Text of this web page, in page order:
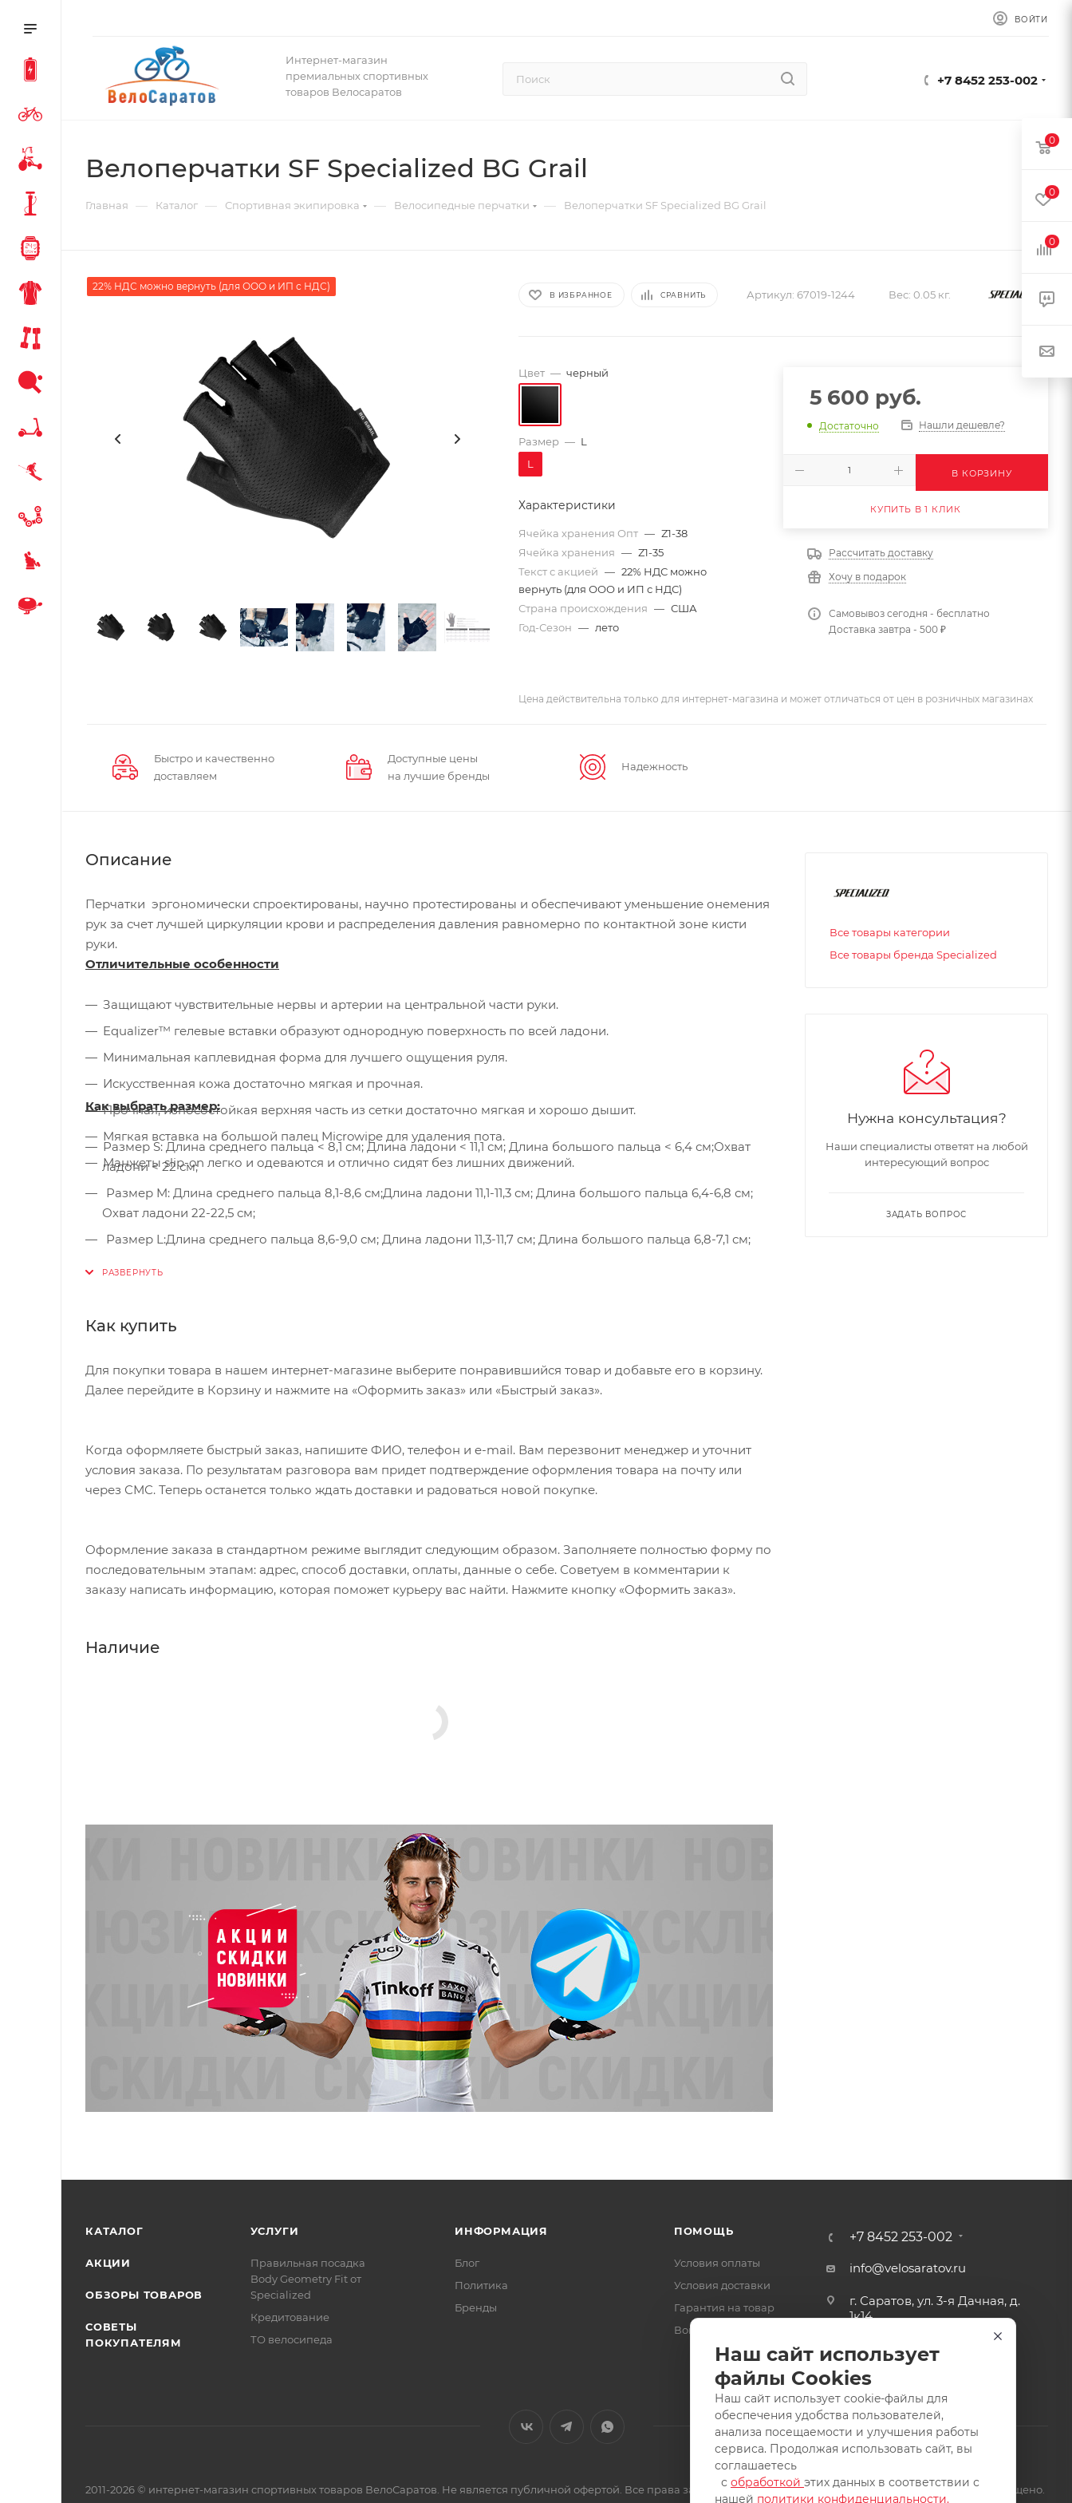
ВОЙТИ
Интернет-магазин
премиальных спортивных
товаров Велосаратов
+7 8452 253-002
Велоперчатки SF Specialized BG Grail
Главная — Каталог — Спортивная экипировка — Велосипедные перчатки — Велоперчатки SF Specialized BG Grail
22% НДС можно вернуть (для ООО и ИП с НДС)
В ИЗБРАННОЕ СРАВНИТЬ Артикул: 67019-1244 Вес: 0.05 кг.
Цвет — черный
Размер — L
L
Характеристики
Ячейка хранения Опт — Z1-38
Ячейка хранения — Z1-35
Текст с акцией — 22% НДС можно
вернуть (для ООО и ИП с НДС)
Страна происхождения — США
Год-Сезон — лето
5 600 руб.
Достаточно Нашли дешевле?
В КОРЗИНУ
КУПИТЬ В 1 КЛИК
Рассчитать доставку
Хочу в подарок
Самовывоз сегодня - бесплатно
Доставка завтра - 500 ₽
Цена действительна только для интернет-магазина и может отличаться от цен в розничных магазинах
Быстро и качественно
доставляем
Доступные цены
на лучшие бренды
Надежность
Описание
Перчатки эргономически спроектированы, научно протестированы и обеспечивают уменьшение онемения
рук за счет лучшей циркуляции крови и распределения давления равномерно по контактной зоне кисти
руки.
Отличительные особенности
Защищают чувствительные нервы и артерии на центральной части руки.
Equalizer™ гелевые вставки образуют однородную поверхность по всей ладони.
Минимальная каплевидная форма для лучшего ощущения руля.
Искусственная кожа достаточно мягкая и прочная.
Прочная, износостойкая верхняя часть из сетки достаточно мягкая и хорошо дышит.
Мягкая вставка на большой палец Microwipe для удаления пота.
Манжеты slip-on легко и одеваются и отлично сидят без лишних движений.
Как выбрать размер:
Размер S: Длина среднего пальца < 8,1 см; Длина ладони < 11,1 см; Длина большого пальца < 6,4 см;Охват
ладони < 22 см;
Охват ладони 22-22,5 см;
Размер XXL: Длина среднего пальца > 9,4 см; Длина ладони > 12,1 см; Длина большого пальца > 7,4 см;
Как купить
Для покупки товара в нашем интернет-магазине выберите понравившийся товар и добавьте его в корзину.
Далее перейдите в Корзину и нажмите на «Оформить заказ» или «Быстрый заказ».
Когда оформляете быстрый заказ, напишите ФИО, телефон и e-mail. Вам перезвонит менеджер и уточнит
условия заказа. По результатам разговора вам придет подтверждение оформления товара на почту или
через СМС. Теперь останется только ждать доставки и радоваться новой покупке.
Оформление заказа в стандартном режиме выглядит следующим образом. Заполняете полностью форму по
последовательным этапам: адрес, способ доставки, оплаты, данные о себе. Советуем в комментарии к
заказу написать информацию, которая поможет курьеру вас найти. Нажмите кнопку «Оформить заказ».
Наличие
Все товары категории
Все товары бренда Specialized
Нужна консультация?
Наши специалисты ответят на любой
интересующий вопрос
ЗАДАТЬ ВОПРОС
КАТАЛОГ
АКЦИИ
ОБЗОРЫ ТОВАРОВ
СОВЕТЫ
ПОКУПАТЕЛЯМ
УСЛУГИ
Правильная посадка
Body Geometry Fit от
Specialized
Кредитование
ТО велосипеда
ИНФОРМАЦИЯ
Блог
Политика
Бренды
ПОМОЩЬ
Условия оплаты
Условия доставки
Гарантия на товар
Вопрос-ответ
+7 8452 253-002
info@velosaratov.ru
г. Саратов, ул. 3-я Дачная, д.
1к14
2011-2026 © интернет-магазин спортивных товаров ВелоСаратов. Не является публичной офертой. Все права защищены. Заимствование материалов и фотографий запрещено.
Наш сайт использует
файлы Cookies
Наш сайт использует cookie-файлы для
обеспечения удобства пользователей,
анализа посещаемости и улучшения работы
сервиса. Продолжая использовать сайт, вы
соглашаетесь
с обработкой этих данных в соответствии с
нашей политики конфиденциальности.
0
0
0